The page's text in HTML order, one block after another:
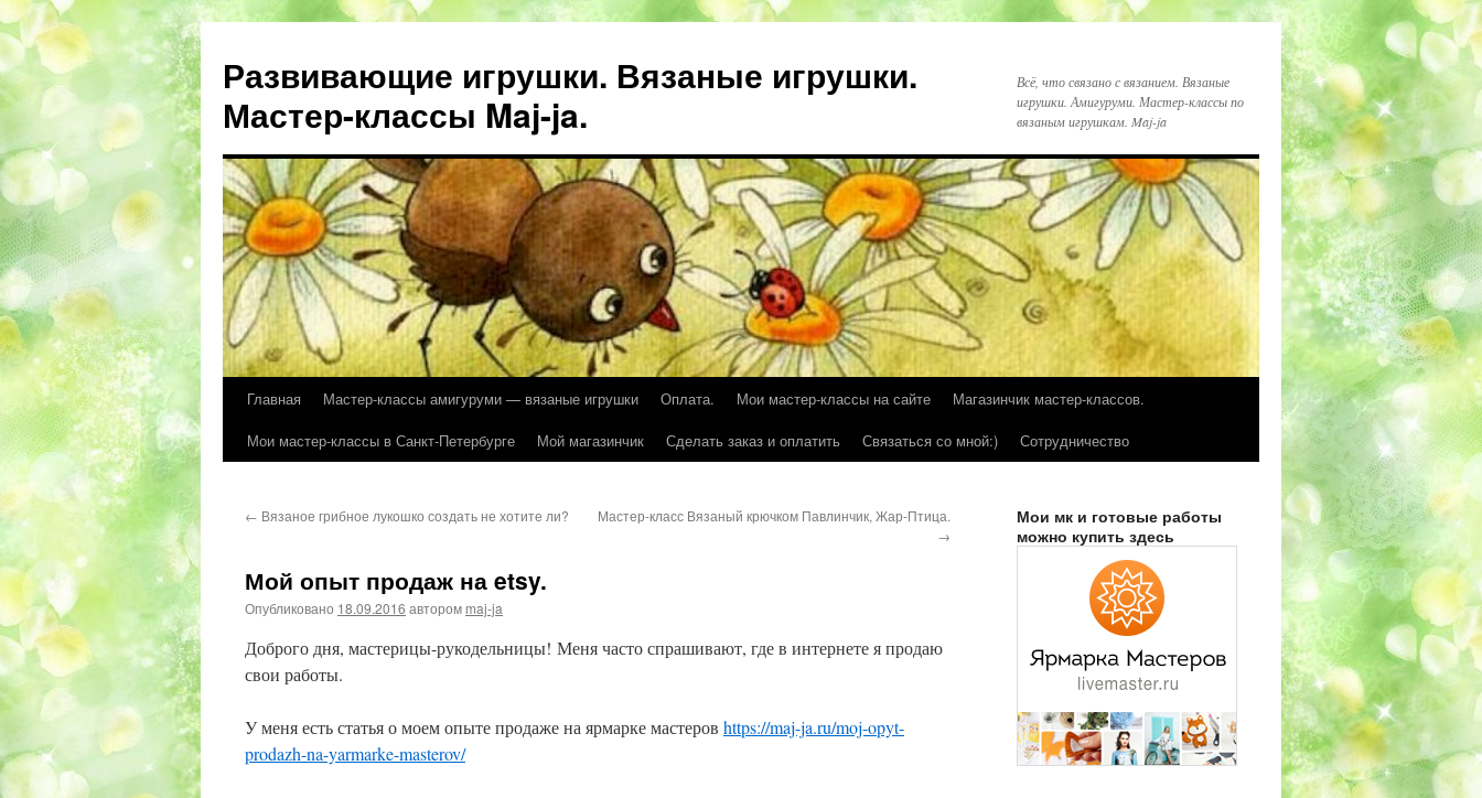
Развивающие игрушки. Вязаные игрушки.
Мастер-классы Maj-ja.
Всё, что связано с вязанием. Вязаные
игрушки. Амигуруми. Мастер-классы по
вязаным игрушкам. Maj-ja
Перейти
Главная Мастер-классы амигуруми — вязаные игрушки Оплата. Мои мастер-классы на сайте
Магазинчик мастер-классов.
Мои мастер-классы в Санкт-Петербурге
Мой магазинчик Сделать заказ и оплатить Связаться со мной:) Сотрудничество
← Вязаное грибное лукошко создать не хотите ли?
Мастер-класс Вязаный крючком Павлинчик, Жар-Птица.
→
Мой опыт продаж на etsy.
Опубликовано 18.09.2016 автором maj-ja
Доброго дня, мастерицы-рукодельницы! Меня часто спрашивают, где в интернете я продаю
свои работы.
У меня есть статья о моем опыте продаже на ярмарке мастеров https://maj-ja.ru/moj-opyt-
prodazh-na-yarmarke-masterov/
Мои мк и готовые работы
можно купить здесь